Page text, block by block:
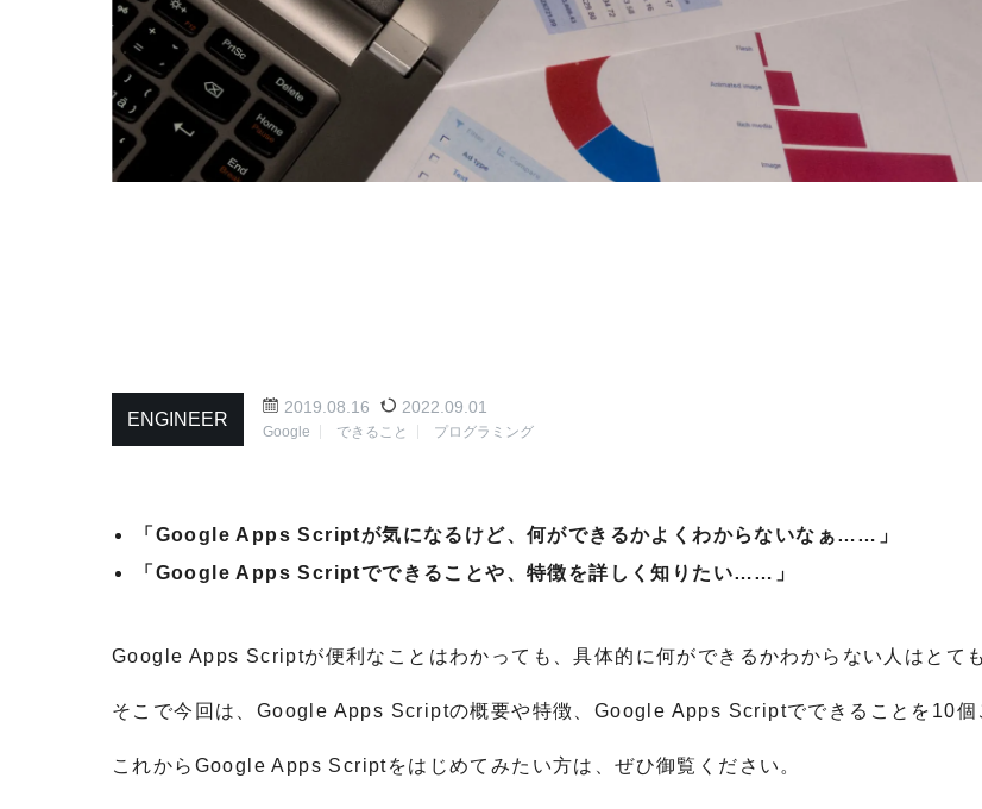
ENGINEER
2019.08.16 2022.09.01
Google できること プログラミング
「Google Apps Scriptが気になるけど、何ができるかよくわからないなぁ……」
「Google Apps Scriptでできることや、特徴を詳しく知りたい……」
Google Apps Scriptが便利なことはわかっても、具体的に何ができるかわからない人はとて
そこで今回は、Google Apps Scriptの概要や特徴、Google Apps Scriptでできることを10個
これからGoogle Apps Scriptをはじめてみたい方は、ぜひ御覧ください。